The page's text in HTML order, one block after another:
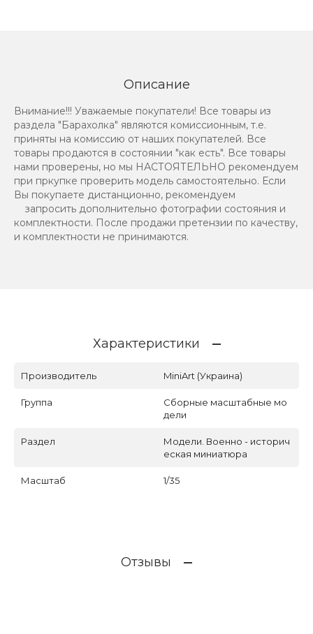
Описание
Внимание!!! Уважаемые покупатели! Все товары из
раздела "Барахолка" являются комиссионным, т.е.
приняты на комиссию от наших покупателей. Все
товары продаются в состоянии "как есть". Все товары
нами проверены, но мы НАСТОЯТЕЛЬНО рекомендуем
при пркупке проверить модель самостоятельно. Если
Вы покупаете дистанционно, рекомендуем
запросить дополнительно фотографии состояния и
комплектности. После продажи претензии по качеству,
и комплектности не принимаются.
Характеристики
Производитель MiniArt (Украина)
Группа
Сборные масштабные мо
дели
Раздел
Модели. Военно - историч
еская миниатюра
Масштаб 1/35
Отзывы